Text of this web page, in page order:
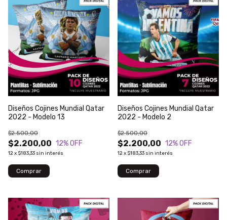
Diseños Cojines Mundial Qatar
2022 - Modelo 13
$2.200,00
$2.500,00
12% OFF
12x $183,33 sin interés
Diseños Cojines Mundial Qatar
2022 - Modelo 2
$2.200,00
$2.500,00
12% OFF
12x $183,33 sin interés